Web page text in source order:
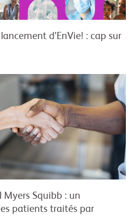
d’EnVie! : cap sur
Myers Squibb : un
patients traités par